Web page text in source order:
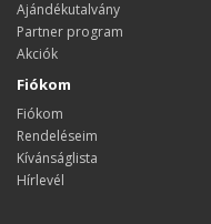
Ajándékutalvány
Partner program
Akciók
Fiókom
Fiókom
Rendeléseim
Kívánságlista
Hírlevél